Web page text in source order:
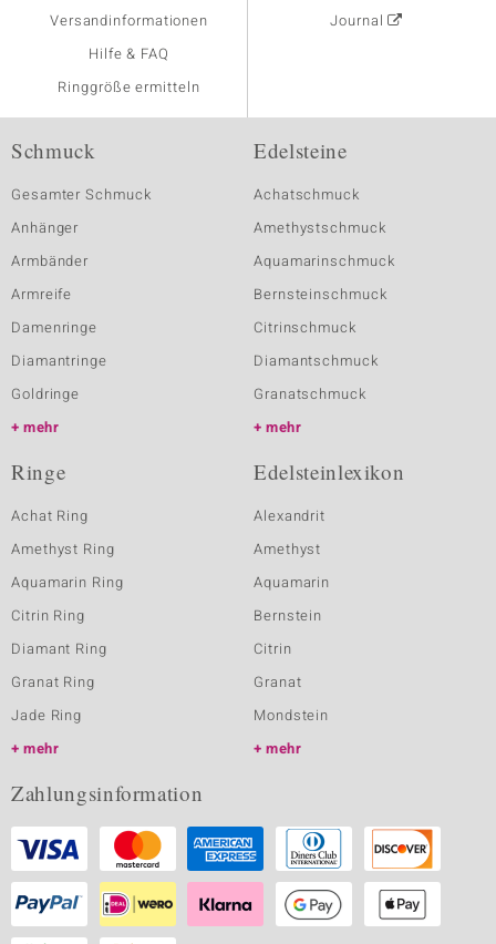
Versandinformationen
Hilfe & FAQ
Ringgröße ermitteln
Journal
Schmuck
Gesamter Schmuck
Anhänger
Armbänder
Armreife
Damenringe
Diamantringe
Goldringe
mehr
Edelsteine
Achatschmuck
Amethystschmuck
Aquamarinschmuck
Bernsteinschmuck
Citrinschmuck
Diamantschmuck
Granatschmuck
mehr
Ringe
Achat Ring
Amethyst Ring
Aquamarin Ring
Citrin Ring
Diamant Ring
Granat Ring
Jade Ring
mehr
Edelsteinlexikon
Alexandrit
Amethyst
Aquamarin
Bernstein
Citrin
Granat
Mondstein
mehr
Zahlungsinformation